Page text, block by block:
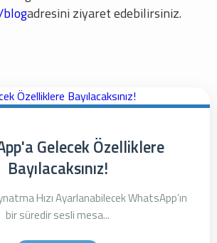
blogadresini ziyaret edebilirsiniz.
Gelecek Özelliklere
Bayılacaksınız!
Hızı Ayarlanabilecek WhatsApp’ın
bir süredir sesli mesa...